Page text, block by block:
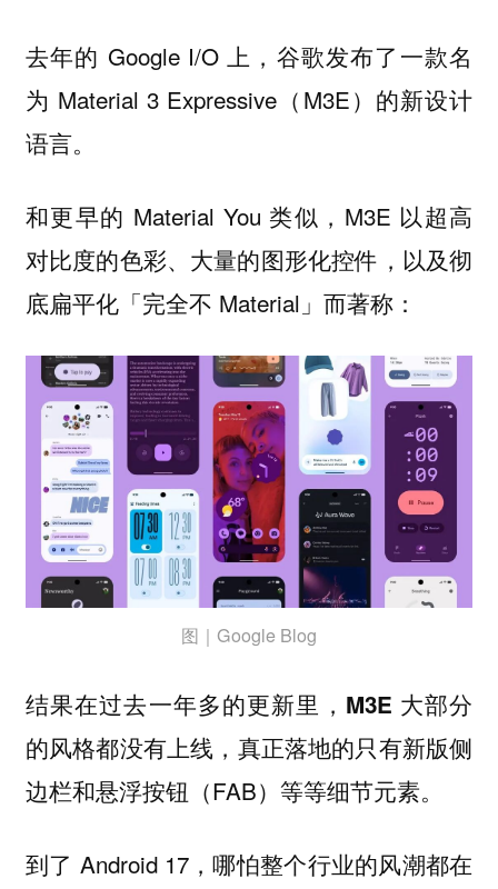
去年的 Google I/O 上，谷歌发布了一款名
为 Material 3 Expressive（M3E）的新设计
语言。
和更早的 Material You 类似，M3E 以超高
对比度的色彩、大量的图形化控件，以及彻
底扁平化「完全不 Material」而著称：
图｜Google Blog
结果在过去一年多的更新里， M3E 大部分
的风格都没有上线 ，真正落地的只有新版侧
边栏和悬浮按钮（FAB）等等细节元素。
到了 Android 17，哪怕整个行业的风潮都在